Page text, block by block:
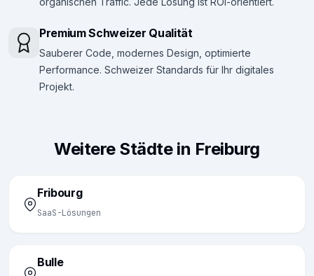
Premium Schweizer Qualität
Sauberer Code, modernes Design, optimierte
Performance. Schweizer Standards für Ihr digitales
Projekt.
Weitere Städte in Freiburg
Fribourg
SaaS-Lösungen
Bulle